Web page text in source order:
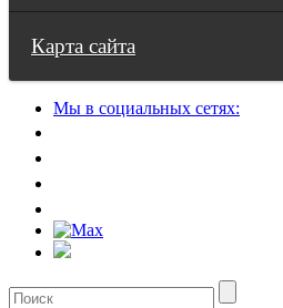
Карта сайта
Мы в социальных сетях: